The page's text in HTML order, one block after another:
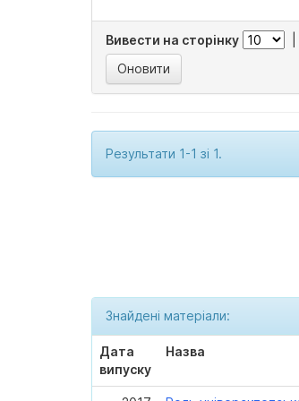
Вивести на сторінку
Результати 1-1 зі 1.
Знайдені матеріали:
Дата
випуску
Назва